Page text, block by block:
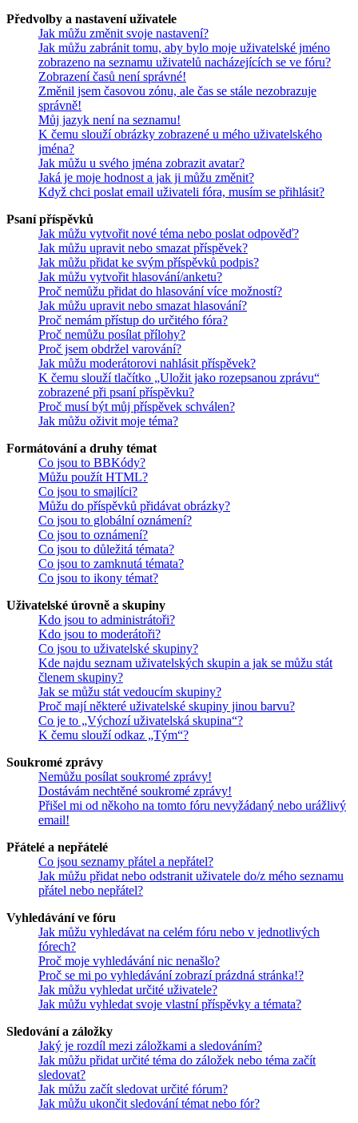
Předvolby a nastavení uživatele
Jak můžu změnit svoje nastavení?
Jak můžu zabránit tomu, aby bylo moje uživatelské jméno
zobrazeno na seznamu uživatelů nacházejících se ve fóru?
Zobrazení časů není správné!
Změnil jsem časovou zónu, ale čas se stále nezobrazuje
správně!
Můj jazyk není na seznamu!
K čemu slouží obrázky zobrazené u mého uživatelského
jména?
Jak můžu u svého jména zobrazit avatar?
Jaká je moje hodnost a jak ji můžu změnit?
Když chci poslat email uživateli fóra, musím se přihlásit?
Psaní příspěvků
Jak můžu vytvořit nové téma nebo poslat odpověď?
Jak můžu upravit nebo smazat příspěvek?
Jak můžu přidat ke svým příspěvků podpis?
Jak můžu vytvořit hlasování/anketu?
Proč nemůžu přidat do hlasování více možností?
Jak můžu upravit nebo smazat hlasování?
Proč nemám přístup do určitého fóra?
Proč nemůžu posílat přílohy?
Proč jsem obdržel varování?
Jak můžu moderátorovi nahlásit příspěvek?
K čemu slouží tlačítko „Uložit jako rozepsanou zprávu“
zobrazené při psaní příspěvku?
Proč musí být můj příspěvek schválen?
Jak můžu oživit moje téma?
Formátování a druhy témat
Co jsou to BBKódy?
Můžu použít HTML?
Co jsou to smajlíci?
Můžu do příspěvků přidávat obrázky?
Co jsou to globální oznámení?
Co jsou to oznámení?
Co jsou to důležitá témata?
Co jsou to zamknutá témata?
Co jsou to ikony témat?
Uživatelské úrovně a skupiny
Kdo jsou to administrátoři?
Kdo jsou to moderátoři?
Co jsou to uživatelské skupiny?
Kde najdu seznam uživatelských skupin a jak se můžu stát
členem skupiny?
Jak se můžu stát vedoucím skupiny?
Proč mají některé uživatelské skupiny jinou barvu?
Co je to „Výchozí uživatelská skupina“?
K čemu slouží odkaz „Tým“?
Soukromé zprávy
Nemůžu posílat soukromé zprávy!
Dostávám nechtěné soukromé zprávy!
Přišel mi od někoho na tomto fóru nevyžádaný nebo urážlivý
email!
Přátelé a nepřátelé
Co jsou seznamy přátel a nepřátel?
Jak můžu přidat nebo odstranit uživatele do/z mého seznamu
přátel nebo nepřátel?
Vyhledávání ve fóru
Jak můžu vyhledávat na celém fóru nebo v jednotlivých
fórech?
Proč moje vyhledávání nic nenašlo?
Proč se mi po vyhledávání zobrazí prázdná stránka!?
Jak můžu vyhledat určité uživatele?
Jak můžu vyhledat svoje vlastní příspěvky a témata?
Sledování a záložky
Jaký je rozdíl mezi záložkami a sledováním?
Jak můžu přidat určité téma do záložek nebo téma začít
sledovat?
Jak můžu začít sledovat určité fórum?
Jak můžu ukončit sledování témat nebo fór?